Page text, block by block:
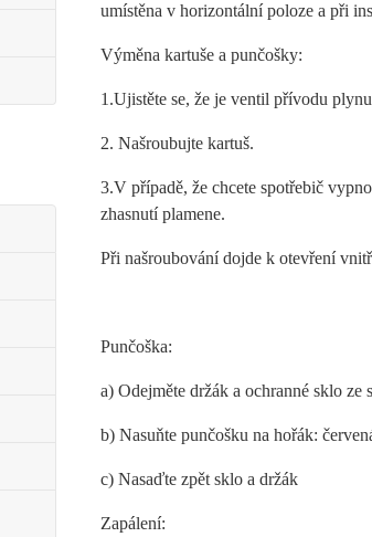
umístěna v horizontální poloze a při
Výměna kartuše a punčošky:
1.Ujistěte se, že je ventil přívodu
2. Našroubujte kartuš.
3.V případě, že chcete spotřebič
zhasnutí plamene.
Při našroubování dojde k otevření
Punčoška:
a) Odejměte držák a ochranné sklo ze
b) Nasuňte punčošku na hořák:
c) Nasaďte zpět sklo a držák
Zapálení: